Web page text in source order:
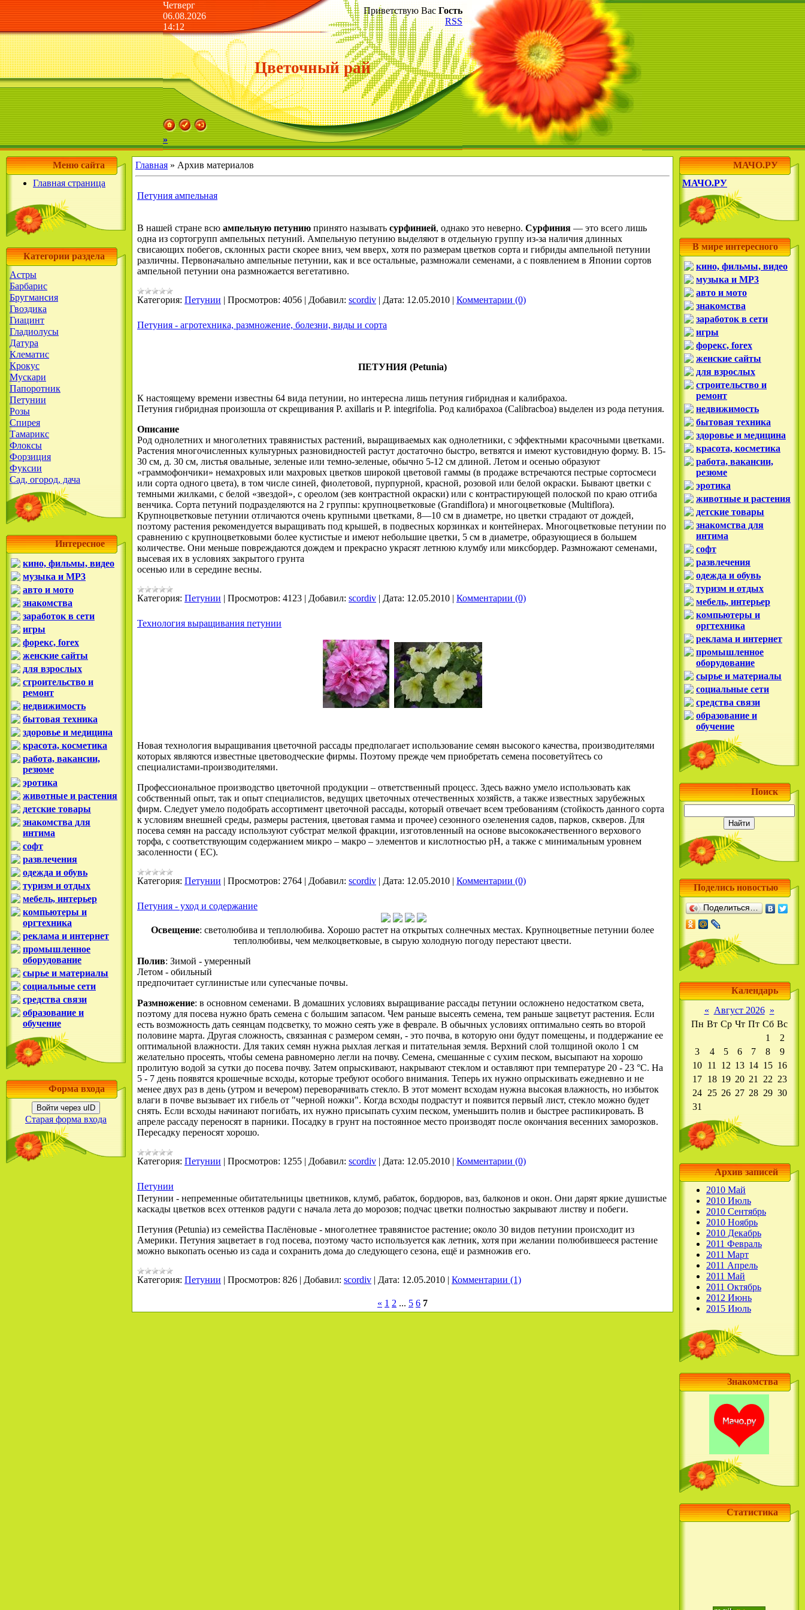
Четверг
06.08.2026
14:12
Приветствую Вас Гость
RSS
Цветочный рай
»
Меню сайта
Главная страница
Категории раздела
Астры
Барбарис
Бругмансия
Гвоздика
Гиацинт
Гладиолусы
Датура
Клематис
Крокус
Мускари
Папоротник
Петунии
Розы
Спирея
Тамарикс
Флоксы
Форзиция
Фуксии
Сад, огород, дача
Интересное
кино, фильмы, видео
музыка и MP3
авто и мото
знакомства
заработок в сети
игры
форекс, forex
женские сайты
для взрослых
строительство и
ремонт
недвижимость
бытовая техника
здоровье и медицина
красота, косметика
работа, вакансии,
резюме
эротика
животные и растения
детские товары
знакомства для
интима
софт
развлечения
одежда и обувь
туризм и отдых
мебель, интерьер
компьютеры и
оргтехника
реклама и интернет
промышленное
оборудование
сырье и материалы
социальные сети
средства связи
образование и
обучение
Форма входа
Войти через uID
Старая форма входа
Главная » Архив материалов
Петуния ампельная
В нашей стране всю ампельную петунию принято называть сурфинией, однако это неверно. Сурфиния — это всего лишь
одна из сортогрупп ампельных петуний. Ампельную петунию выделяют в отдельную группу из-за наличия длинных
свисающих побегов, склонных расти скорее вниз, чем вверх, хотя по размерам цветков сорта и гибриды ампельной петунии
различны. Первоначально ампельные петунии, как и все остальные, размножали семенами, а с появлением в Японии сортов
ампельной петунии она размножается вегетативно.
Категория: Петунии | Просмотров: 4056 | Добавил: scordiv | Дата: 12.05.2010 | Комментарии (0)
Петуния - агротехника, размножение, болезни, виды и сорта
ПЕТУНИЯ (Petunia)
К настоящему времени известны 64 вида петунии, но интересна лишь петуния гибридная и калибрахоа.
Петуния гибридная произошла от скрещивания P. axillaris и P. integrifolia. Род калибрахоa (Calibracboa) выделен из рода петуния.
Описание
Род однолетних и многолетних травянистых растений, выращиваемых как однолетники, с эффектными красочными цветками.
Растения многочисленных культурных разновидностей растут достаточно быстро, ветвятся и имеют кустовидную форму. В. 15-
30 см, д. 30 см, листья овальные, зеленые или темно-зеленые, обычно 5-12 см длиной. Летом и осенью образуют
«граммофончики» немахровых или махровых цветков широкой цветовой гаммы (в продаже встречаются пестрые сортосмеси
или сорта одного цвета), в том числе синей, фиолетовой, пурпурной, красной, розовой или белой окраски. Бывают цветки с
темными жилками, с белой «звездой», с ореолом (зев контрастной окраски) или с контрастирующей полоской по краю отгиба
венчика. Сорта петуний подразделяются на 2 группы: крупноцветковые (Grandiflora) и многоцветковые (Multiflora).
Крупноцветковые петунии отличаются очень крупными цветками, 8—10 см в диаметре, но цветки страдают от дождей,
поэтому растения рекоменду­ется выращивать под крышей, в подвесных корзинках и контейнерах. Многоцветковые петунии по
сравнению с крупноцветковыми более кустистые и имеют небольшие цветки, 5 см в диаметре, образующиеся в большем
количестве. Они меньше повреждаются дождем и прекрасно украсят лет­нюю клумбу или миксбордер. Размножают семенами,
высевая их в условиях закрытого грунта
осенью или в середине весны.
Категория: Петунии | Просмотров: 4123 | Добавил: scordiv | Дата: 12.05.2010 | Комментарии (0)
Технология выращивания петунии
Новая технология выращивания цветочной рассады предполагает использование семян высокого качества, производителями
которых являются известные цветоводческие фирмы. Поэтому прежде чем приобретать семена посоветуйтесь со
специалистами-производителями.
Профессиональное производство цветочной продукции – ответственный процесс. Здесь важно умело использовать как
собственный опыт, так и опыт специалистов, ведущих цветочных отечественных хозяйств, а также известных зарубежных
фирм. Следует умело подобрать ассортимент цветочной рассады, который отвечает всем требованиям (стойкость данного сорта
к условиям внешней среды, размеры растения, цветовая гамма и прочее) сезонного озеленения садов, парков, скверов. Для
посева семян на рассаду используют субстрат мелкой фракции, изготовленный на основе высококачественного верхового
торфа, с соответствующим содержанием микро – макро – элементов и кислотностью рН, а также с минимальным уровнем
засоленности ( ЕС).
Категория: Петунии | Просмотров: 2764 | Добавил: scordiv | Дата: 12.05.2010 | Комментарии (0)
Петуния - уход и содержание
Освещение: светолюбива и теплолюбива. Хорошо растет на открытых солнечных местах. Крупноцветные петунии более
теплолюбивы, чем мелкоцветковые, в сырую холодную погоду перестают цвести.
Полив: Зимой - умеренный
Летом - обильный
предпочитает суглинистые или супесчаные почвы.
Размножение: в основном семенами. В домашних условиях выращивание рассады петунии осложнено недостатком света,
поэтому для посева нужно брать семена с большим запасом. Чем раньше высеять семена, тем раньше зацветут растения. Если
есть возможность дать сеянцам подсветку, то можно сеять уже в феврале. В обычных условиях оптимально сеять во второй
половине марта. Другая сложность, связанная с размером семян, - это почва, в которую они будут помещены, и поддержание ее
оптимальной влажности. Для таких семян нужна рыхлая легкая и питательная земля. Верхний слой толщиной около 1 см
желательно просеять, чтобы семена равномерно легли на почву. Семена, смешанные с сухим песком, высыпают на хорошо
пролитую водой за сутки до посева почву. Затем опрыскивают, накрывают стеклом и оставляют при температуре 20 - 23 °С. На
5 - 7 день появятся крошечные всходы, которые требуют особого внимания. Теперь их нужно опрыскивать ежедневно и не
менее двух раз в день (утром и вечером) переворачивать стекло. В этот момент всходам нужна высокая влажность, но избыток
влаги в почве вызывает их гибель от "черной ножки". Когда всходы подрастут и появится первый лист, стекло можно будет
снять. Если всходы начинают погибать, их нужно присыпать сухим песком, уменьшить полив и быстрее распикировать. В
апреле рассаду переносят в парники. Посадку в грунт на постоянное место производят после окончания весенних заморозков.
Пересадку переносят хорошо.
Категория: Петунии | Просмотров: 1255 | Добавил: scordiv | Дата: 12.05.2010 | Комментарии (0)
Петунии
Петунии - непременные обитательницы цветников, клумб, рабаток, бордюров, ваз, балконов и окон. Они дарят яркие душистые
каскады цветков всех оттенков радуги с начала лета до морозов; подчас цветки полностью закрывают листву и побеги.
Петуния (Petunia) из семейства Паслёновые - многолетнее травянистое растение; около 30 видов петунии происходит из
Америки. Петуния зацветает в год посева, поэтому часто используется как летник, хотя при желании полюбившееся растение
можно выкопать осенью из сада и сохранить дома до следующего сезона, ещё и размножив его.
Категория: Петунии | Просмотров: 826 | Добавил: scordiv | Дата: 12.05.2010 | Комментарии (1)
« 1 2 ... 5 6 7
МАЧО.РУ
МАЧО.РУ
В мире интересного
кино, фильмы, видео
музыка и MP3
авто и мото
знакомства
заработок в сети
игры
форекс, forex
женские сайты
для взрослых
строительство и
ремонт
недвижимость
бытовая техника
здоровье и медицина
красота, косметика
работа, вакансии,
резюме
эротика
животные и растения
детские товары
знакомства для
интима
софт
развлечения
одежда и обувь
туризм и отдых
мебель, интерьер
компьютеры и
оргтехника
реклама и интернет
промышленное
оборудование
сырье и материалы
социальные сети
средства связи
образование и
обучение
Поиск
Поделись новостью
Поделиться…
Календарь
« Август 2026 »
Пн Вт Ср Чт Пт Сб Вс
1
2
3
4 5 6 7 8
9
10 11 12 13 14 15 16
17 18 19 20 21 22 23
24 25 26 27 28 29 30
31
Архив записей
2010 Май
2010 Июль
2010 Сентябрь
2010 Ноябрь
2010 Декабрь
2011 Февраль
2011 Март
2011 Апрель
2011 Май
2011 Октябрь
2012 Июнь
2015 Июль
Знакомства
Статистика